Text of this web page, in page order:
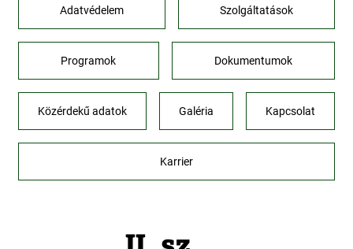
Adatvédelem Szolgáltatások
Programok Dokumentumok
Közérdekű adatok Galéria Kapcsolat
Karrier